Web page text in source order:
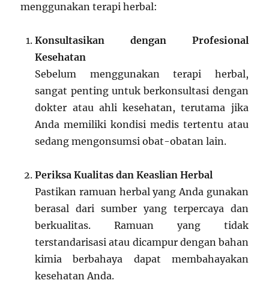
menggunakan terapi herbal:
Konsultasikan dengan Profesional
Kesehatan
Sebelum menggunakan terapi herbal,
sangat penting untuk berkonsultasi dengan
dokter atau ahli kesehatan, terutama jika
Anda memiliki kondisi medis tertentu atau
sedang mengonsumsi obat-obatan lain.
Periksa Kualitas dan Keaslian Herbal
Pastikan ramuan herbal yang Anda gunakan
berasal dari sumber yang terpercaya dan
berkualitas. Ramuan yang tidak
terstandarisasi atau dicampur dengan bahan
kimia berbahaya dapat membahayakan
kesehatan Anda.